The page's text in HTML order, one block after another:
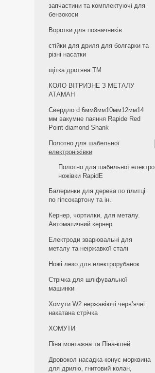
запчастини та комплектуючі для
бензокоси
Воротки для позначників
стійки для дриля для болгарки та
різні насатки
щiтка дротяна ТМ
КОЛО ВІТРИЗНЕ З МЕТАЛУ
АТАМАН
Свердло d 6мм8мм10мм12мм14
мм вакумне паяння Rapide Red
Point diamond Shank
Полотно для шабельної
електроніжівки
Полотно для шабельної електро
ножівки RapidE
Балеринки для дерева по плитці
по гіпсокартону та ін.
Кернер, чортилки, для металу.
Автоматичний кернер
Електроди зварювальні для
металу та неіржавкої сталі
Ножі лезо для електрорубанок
Стрічка для шліфувальної
машинки
Хомути W2 нержавіючі черв’ячні
накатана стрічка
ХОМУТИ
Піна монтажна та Піна-клей
Дровокол насадка-конус морквина
для дрилю, гнитовий колан,